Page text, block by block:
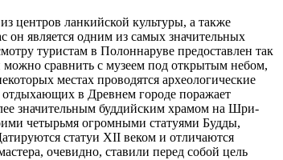
центров ланкийской культуры, а также
он является одним из самых значительных
туристам в Полоннаруве предоставлен так
сравнить с музеем под открытым небом,
местах проводятся археологические
в Древнем городе поражает
значительным буддийским храмом на Шри-
четырьмя огромными статуями Будды,
статуи XII веком и отличаются
очевидно, ставили перед собой цель